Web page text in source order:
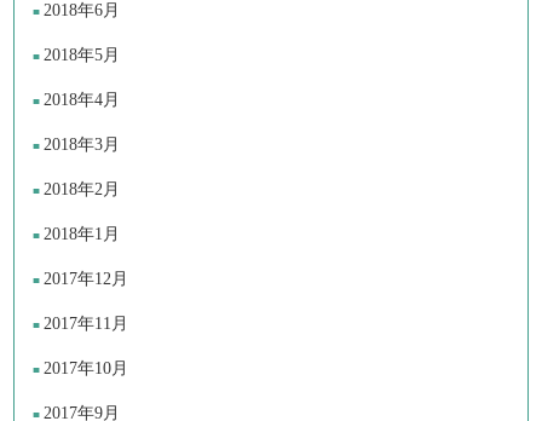
2018年6月
2018年5月
2018年4月
2018年3月
2018年2月
2018年1月
2017年12月
2017年11月
2017年10月
2017年9月